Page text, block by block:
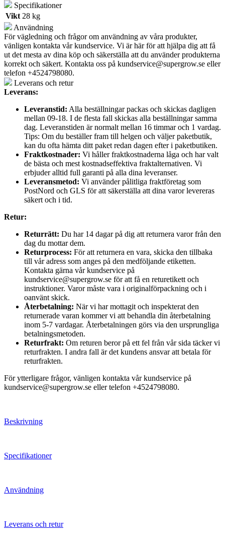
Specifikationer
Vikt 28 kg
Användning
För vägledning och frågor om användning av våra produkter,
vänligen kontakta vår kundservice. Vi är här för att hjälpa dig att få
ut det mesta av dina köp och säkerställa att du använder produkterna
korrekt och säkert. Kontakta oss på kundservice@supergrow.se eller
telefon +4524798080.
Leverans och retur
Leverans:
Leveranstid: Alla beställningar packas och skickas dagligen
mellan 09-18. I de flesta fall skickas alla beställningar samma
dag. Leveranstiden är normalt mellan 16 timmar och 1 vardag.
Tips: Om du beställer fram till helgen och väljer paketbutik,
kan du ofta hämta ditt paket redan dagen efter i paketbutiken.
Fraktkostnader: Vi håller fraktkostnaderna låga och har valt
de bästa och mest kostnadseffektiva fraktalternativen. Vi
erbjuder alltid full garanti på alla dina leveranser.
Leveransmetod: Vi använder pålitliga fraktföretag som
PostNord och GLS för att säkerställa att dina varor levereras
säkert och i tid.
Retur:
Returrätt: Du har 14 dagar på dig att returnera varor från den
dag du mottar dem.
Returprocess: För att returnera en vara, skicka den tillbaka
till vår adress som anges på den medföljande etiketten.
Kontakta gärna vår kundservice på
kundservice@supergrow.se för att få en returetikett och
instruktioner. Varor måste vara i originalförpackning och i
oanvänt skick.
Återbetalning: När vi har mottagit och inspekterat den
returnerade varan kommer vi att behandla din återbetalning
inom 5-7 vardagar. Återbetalningen görs via den ursprungliga
betalningsmetoden.
Returfrakt: Om returen beror på ett fel från vår sida täcker vi
returfrakten. I andra fall är det kundens ansvar att betala för
returfrakten.
För ytterligare frågor, vänligen kontakta vår kundservice på
kundservice@supergrow.se eller telefon +4524798080.
Beskrivning
Specifikationer
Användning
Leverans och retur